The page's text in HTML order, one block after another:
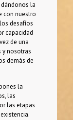
la
con nuestro
desafíos
capacidad
de una
y nosotras
demás de
la
las
las etapas